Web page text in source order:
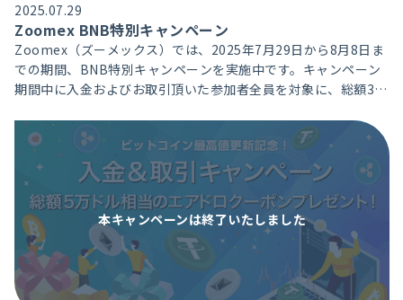
2025.07.29
Zoomex BNB特別キャンペーン
Zoomex（ズーメックス）では、2025年7月29日から8月8日ま
での期間、BNB特別キャンペーンを実施中です。キャンペーン
期間中に入金およびお取引頂いた参加者全員を対象に、総額30
本キャンペーンは終了いたしました